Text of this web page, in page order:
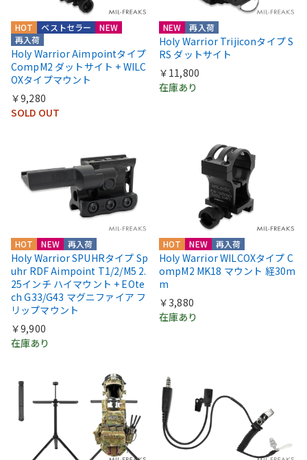
HOT
NEW
再入荷
ベストセラー
Holy Warrior Aimpointタイプ
CompM2 ダットサイト + WILC
OXタイプマウント
￥9,280
SOLD OUT
NEW 再入荷
Holy Warrior Trijiconタイプ S
RS ダットサイト
￥11,800
在庫あり
HOT NEW 再入荷
Holy Warrior SPUHRタイプ Sp
uhr RDF Aimpoint T1/2/M5 2.
25インチ ハイマウント + EOte
ch G33/G43 マグニファイア フ
リップマウント
￥9,900
在庫あり
HOT NEW 再入荷
Holy Warrior WILCOXタイプ C
ompM2 MK18 マウント 経30m
m
￥3,880
在庫あり